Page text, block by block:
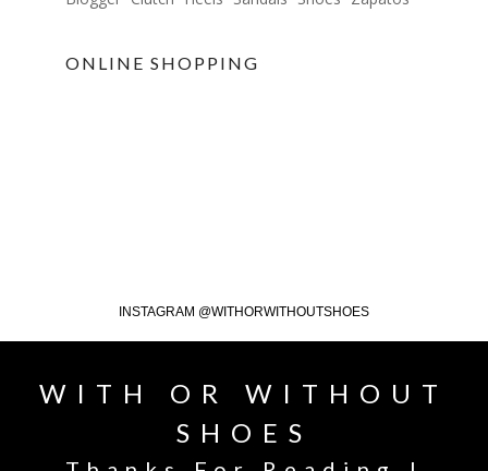
ONLINE SHOPPING
INSTAGRAM @WITHORWITHOUTSHOES
WITH OR WITHOUT
SHOES